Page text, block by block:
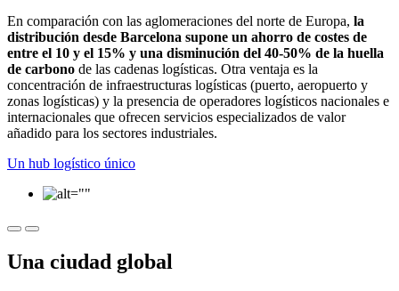
En comparación con las aglomeraciones del norte de Europa, la
distribución desde Barcelona supone un ahorro de costes de
entre el 10 y el 15% y una disminución del 40-50% de la huella
de carbono de las cadenas logísticas. Otra ventaja es la
concentración de infraestructuras logísticas (puerto, aeropuerto y
zonas logísticas) y la presencia de operadores logísticos nacionales e
internacionales que ofrecen servicios especializados de valor
añadido para los sectores industriales.
Un hub logístico único
Una ciudad global